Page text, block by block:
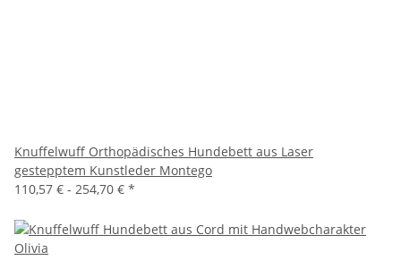
Knuffelwuff Orthopädisches Hundebett aus Laser
gestepptem Kunstleder Montego
110,57 € - 254,70 € *